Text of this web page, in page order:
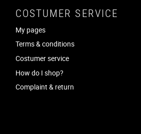
COSTUMER SERVICE
My pages
Terms & conditions
Costumer service
How do I shop?
Complaint & return